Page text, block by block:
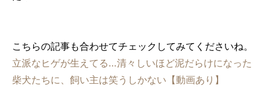
こちらの記事も合わせてチェックしてみてくださいね。
立派なヒゲが生えてる…清々しいほど泥だらけになった
柴犬たちに、飼い主は笑うしかない【動画あり】